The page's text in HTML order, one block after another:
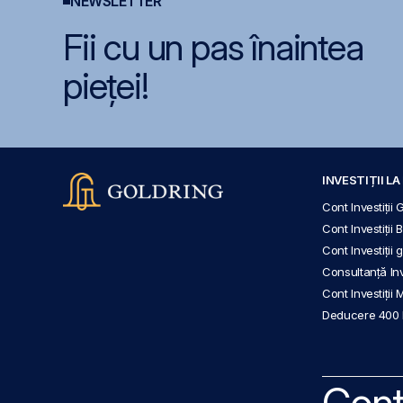
Fii cu un pas înaintea
pieței!
INVESTIȚII LA
Cont Investiții
Cont Investiții
Cont Investiții
Consultanță
Cont Investiții
Deducere 400